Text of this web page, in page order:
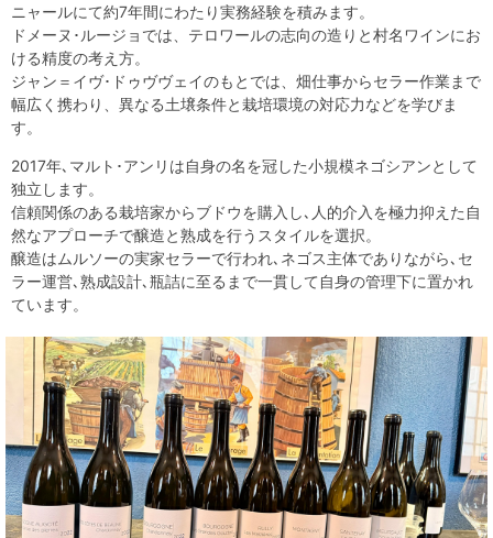
ニャールにて約7年間にわたり実務経験を積みます。
ドメーヌ･ルージョでは、テロワールの志向の造りと村名ワインにお
ける精度の考え方。
ジャン＝イヴ･ドゥヴヴェイのもとでは、畑仕事からセラー作業まで
幅広く携わり、異なる土壌条件と栽培環境の対応力などを学びま
す。
2017年､マルト･アンリは自身の名を冠した小規模ネゴシアンとして
独立します。
信頼関係のある栽培家からブドウを購入し､人的介入を極力抑えた自
然なアプローチで醸造と熟成を行うスタイルを選択。
醸造はムルソーの実家セラーで行われ､ネゴス主体でありながら､セ
ラー運営､熟成設計､瓶詰に至るまで一貫して自身の管理下に置かれ
ています。